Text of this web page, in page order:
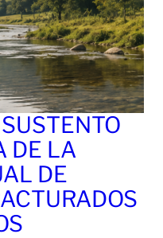
DE LA
DE